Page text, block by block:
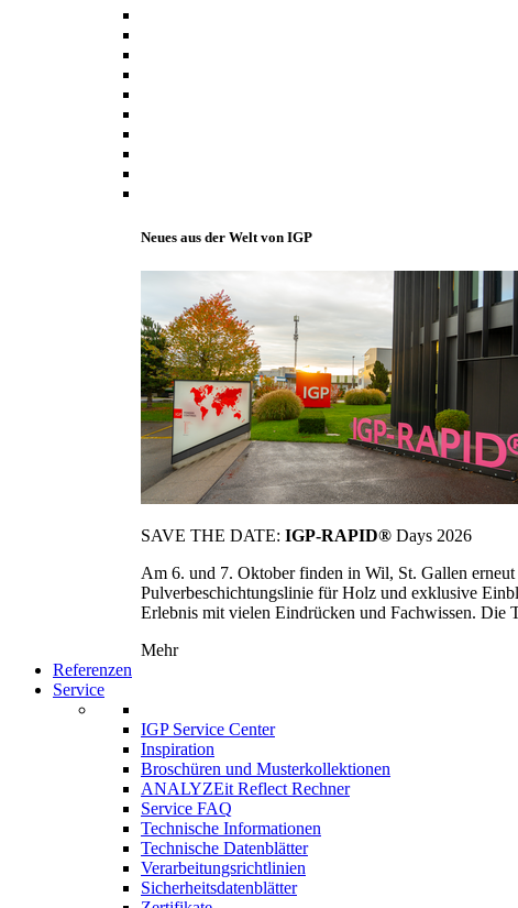
Neues aus der Welt von IGP
SAVE THE DATE: IGP-RAPID® Days 2026
Am 6. und 7. Oktober finden in Wil, St. Gallen
Pulverbeschichtungslinie für Holz und exklusive
Erlebnis mit vielen Eindrücken und Fachwissen. Die
Mehr
Referenzen
Service
IGP Service Center
Inspiration
Broschüren und Musterkollektionen
ANALYZEit Reflect Rechner
Service FAQ
Technische Informationen
Technische Datenblätter
Verarbeitungsrichtlinien
Sicherheitsdatenblätter